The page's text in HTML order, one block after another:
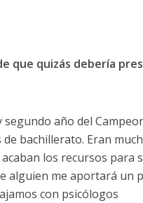
que quizás debería
año del
bachillerato. Eran
los recursos para
alguien me aportará un
con psicólogos